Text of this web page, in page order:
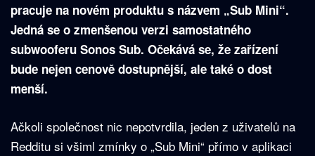
pracuje na novém produktu s názvem „Sub Mini“.
Jedná se o zmenšenou verzi samostatného
subwooferu Sonos Sub. Očekává se, že zařízení
bude nejen cenově dostupnější, ale také o dost
menší.
Ačkoli společnost nic nepotvrdila, jeden z uživatelů na
Redditu si všiml zmínky o „Sub Mini“ přímo v aplikaci